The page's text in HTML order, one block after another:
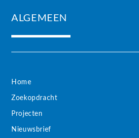
ALGEMEEN
Home
Zoekopdracht
Projecten
Nieuwsbrief